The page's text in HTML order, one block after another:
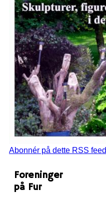
Abonnér på dette RSS feed
Foreninger
på Fur